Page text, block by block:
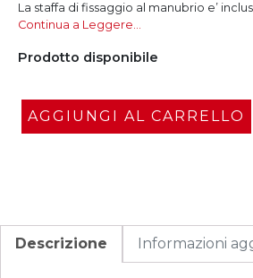
La staffa di fissaggio al manubrio e’
Continua a Leggere…
Prodotto disponibile
AGGIUNGI AL CARRELLO
Descrizione Informazioni